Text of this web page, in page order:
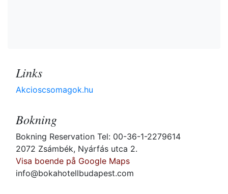
Links
Akcioscsomagok.hu
Bokning
Bokning Reservation Tel: 00-36-1-2279614
2072 Zsámbék, Nyárfás utca 2.
Visa boende på Google Maps
info@bokahotellbudapest.com